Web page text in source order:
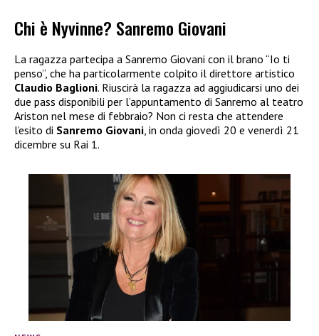
Chi è Nyvinne? Sanremo Giovani
La ragazza partecipa a Sanremo Giovani con il brano “Io ti
penso”, che ha particolarmente colpito il direttore artistico
Claudio Baglioni. Riuscirà la ragazza ad aggiudicarsi uno dei
due pass disponibili per l’appuntamento di Sanremo al teatro
Ariston nel mese di febbraio? Non ci resta che attendere
l’esito di Sanremo Giovani , in onda giovedì 20 e venerdì 21
dicembre su Rai 1.